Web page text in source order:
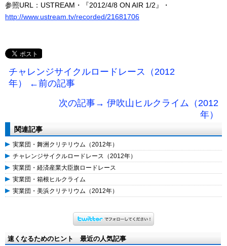
参照URL：USTREAM・『2012/4/8 ON AIR 1/2』・
http://www.ustream.tv/recorded/21681706
チャレンジサイクルロードレース（2012
年） ←前の記事
次の記事→ 伊吹山ヒルクライム（2012
年）
関連記事
実業団・舞洲クリテリウム（2012年）
チャレンジサイクルロードレース（2012年）
実業団・経済産業大臣旗ロードレース
実業団・箱根ヒルクライム
実業団・美浜クリテリウム（2012年）
速くなるためのヒント 最近の人気記事